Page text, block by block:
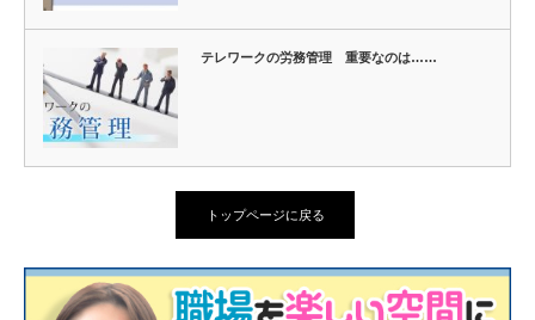
テレワークの労務管理 重要なのは……
トップページに戻る